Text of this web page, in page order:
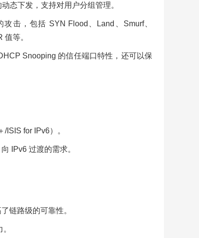
下发，支持对用户分组管理。
，包括 SYN Flood、Land、Smurf、
等。
Snooping 的信任端口特性，还可以保
for IPv6）。
IPv6 过渡的需求。
链路级的可靠性。